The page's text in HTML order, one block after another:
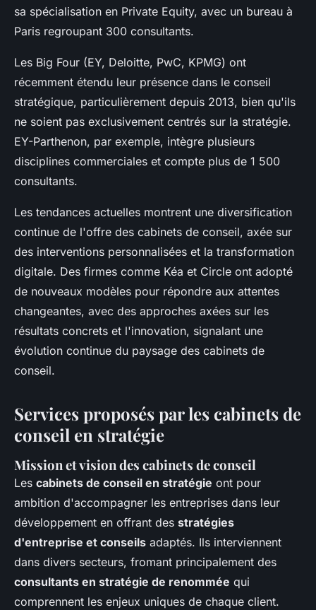
sa spécialisation en Private Equity, avec un bureau à
Paris regroupant 300 consultants.
Les Big Four (EY, Deloitte, PwC, KPMG) ont
récemment étendu leur présence dans le conseil
stratégique, particulièrement depuis 2013, bien qu'ils
ne soient pas exclusivement centrés sur la stratégie.
EY-Parthenon, par exemple, intègre plusieurs
disciplines commerciales et compte plus de 1 500
consultants.
Les tendances actuelles montrent une diversification
continue de l'offre des cabinets de conseil, axée sur
des interventions personnalisées et la transformation
digitale. Des firmes comme Kéa et Circle ont adopté
de nouveaux modèles pour répondre aux attentes
changeantes, avec des approches axées sur les
résultats concrets et l'innovation, signalant une
évolution continue du paysage des cabinets de
conseil.
Services proposés par les cabinets de
conseil en stratégie
Mission et vision des cabinets de conseil
Les cabinets de conseil en stratégie ont pour
ambition d'accompagner les entreprises dans leur
développement en offrant des stratégies
d'entreprise et conseils adaptés. Ils interviennent
dans divers secteurs, fromant principalement des
consultants en stratégie de renommée qui
comprennent les enjeux uniques de chaque client.